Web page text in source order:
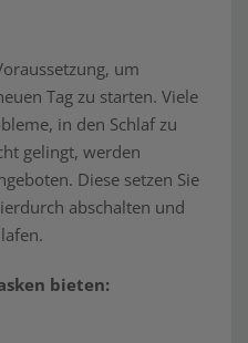
um
Tag zu starten. Viele
in den Schlaf zu
gelingt, werden
Diese setzen Sie
abschalten und
bieten: